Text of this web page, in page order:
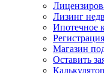
Лизинг
Ипотечное
Магазин
Оставить